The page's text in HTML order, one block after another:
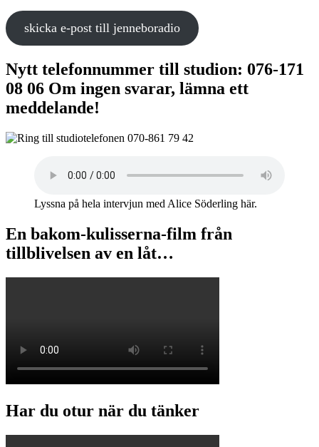
skicka e-post till jenneboradio
Nytt telefonnummer till studion: 076-171
08 06 Om ingen svarar, lämna ett
meddelande!
Lyssna på hela intervjun med Alice Söderling här.
En bakom-kulisserna-film från
tillblivelsen av en låt…
Har du otur när du tänker